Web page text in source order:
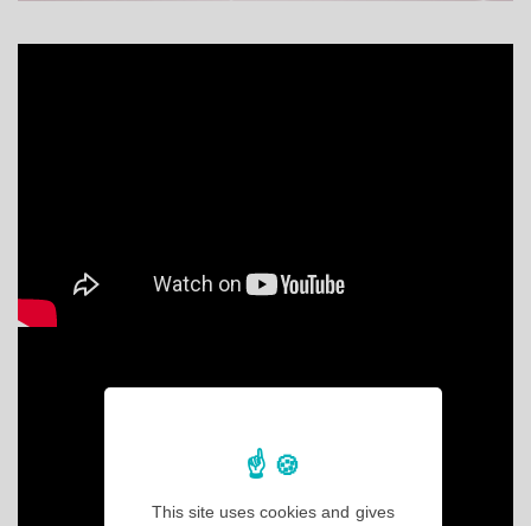
This site uses cookies and gives